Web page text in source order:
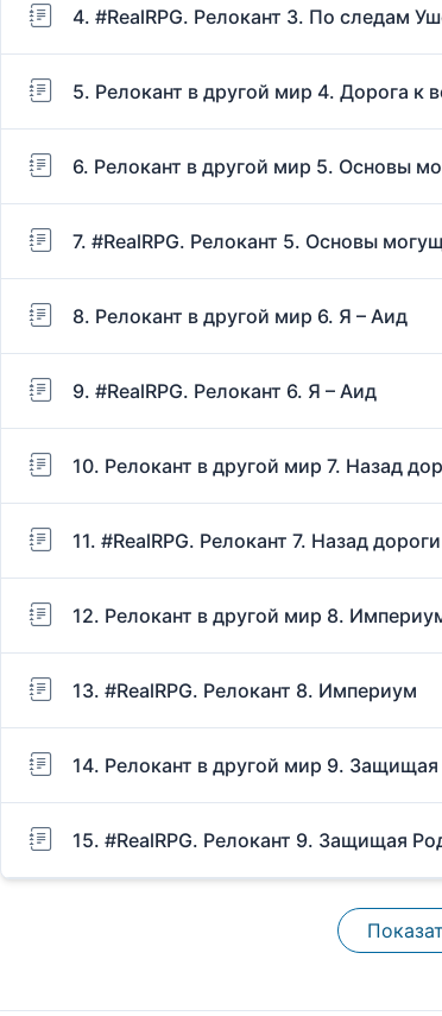
4. #RealRPG. Релокант 3. По следам
5. Релокант в другой мир 4. Дорога к
6. Релокант в другой мир 5. Основы
7. #RealRPG. Релокант 5. Основы
8. Релокант в другой мир 6. Я – Аид
9. #RealRPG. Релокант 6. Я – Аид
10. Релокант в другой мир 7. Назад
11. #RealRPG. Релокант 7. Назад
12. Релокант в другой мир 8.
13. #RealRPG. Релокант 8. Империум
14. Релокант в другой мир 9.
15. #RealRPG. Релокант 9. Защищая